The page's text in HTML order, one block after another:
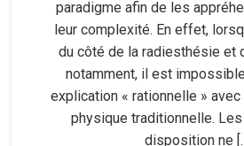
paradigme afin de les
leur complexité. En effet,
du côté de la radiesthésie et
notamment, il est
explication « rationnelle »
physique traditionnelle.
disposition ne